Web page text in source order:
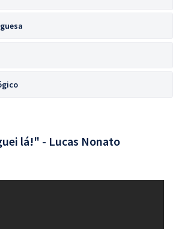
lá!" - Lucas Nonato